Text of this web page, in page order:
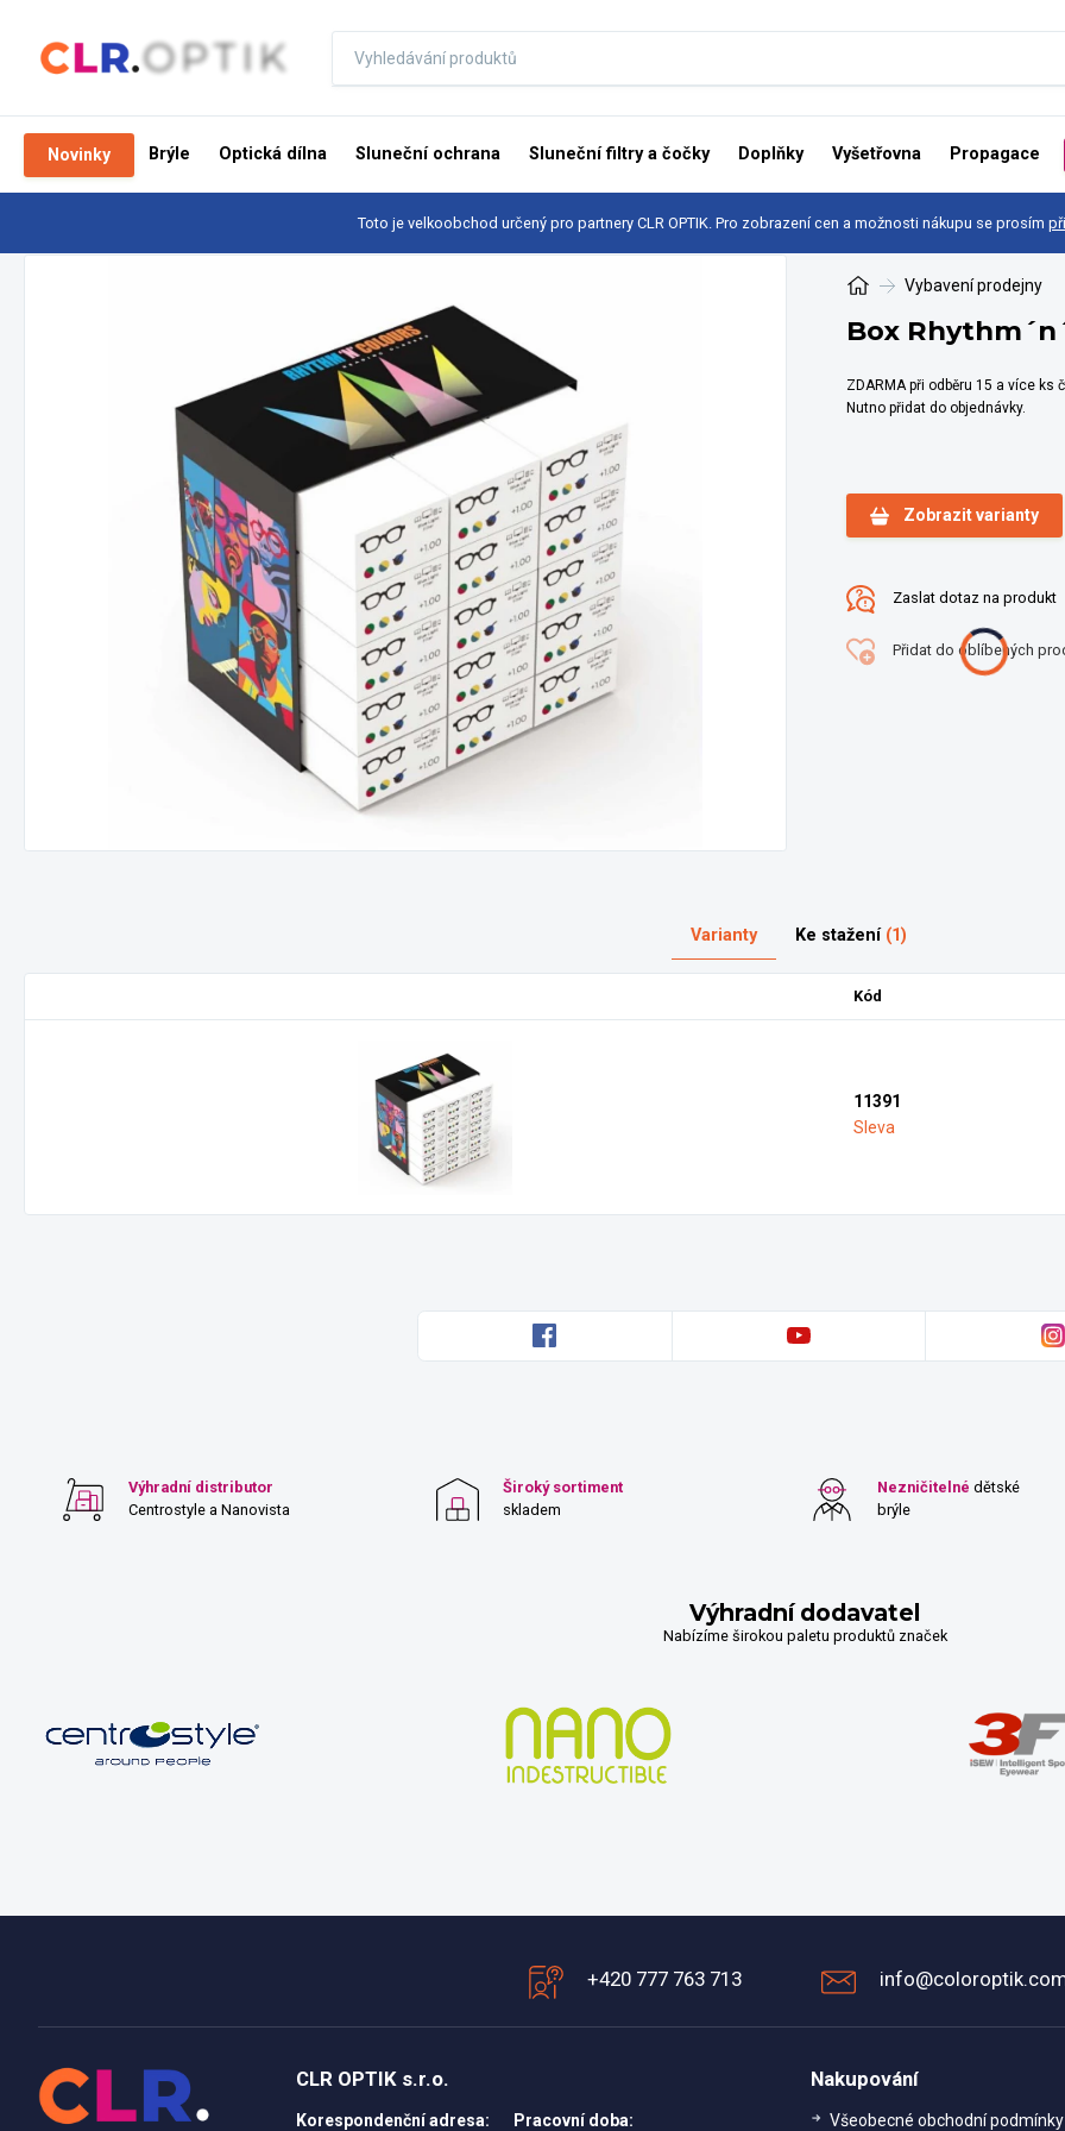
Novinky Brýle Optická dílna Sluneční ochrana Sluneční filtry a čočky Doplňky Vyšetřovna Propagace
Toto je velkoobchod určený pro partnery CLR OPTIK. Pro zobrazení cen a možnosti nákupu se prosím
Vybavení prodejny
Box
ZDARMA při odběru 15 a více ks
Nutno přidat do objednávky.
Zobrazit varianty
Zaslat dotaz na produkt
Přidat do oblíbených
Varianty Ke stažení (1)
Kód
11391
Sleva
Výhradní distributor
Centrostyle a Nanovista
Široký sortiment
skladem
Nezničitelné dětské
brýle
Výhradní dodavatel
Nabízíme širokou paletu produktů značek
+420 777 763 713
CLR OPTIK s.r.o.
Korespondenční adresa: Pracovní doba:
Nakupování
Všeobecné obchodní podmínky